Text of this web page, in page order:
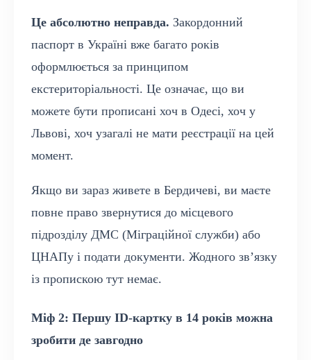
Це абсолютно неправда. Закордонний
паспорт в Україні вже багато років
оформлюється за принципом
екстериторіальності. Це означає, що ви
можете бути прописані хоч в Одесі, хоч у
Львові, хоч узагалі не мати реєстрації на цей
момент.
Якщо ви зараз живете в Бердичеві, ви маєте
повне право звернутися до місцевого
підрозділу ДМС (Міграційної служби) або
ЦНАПу і подати документи. Жодного зв’язку
із пропискою тут немає.
Міф 2: Першу ID-картку в 14 років можна
зробити де завгодно